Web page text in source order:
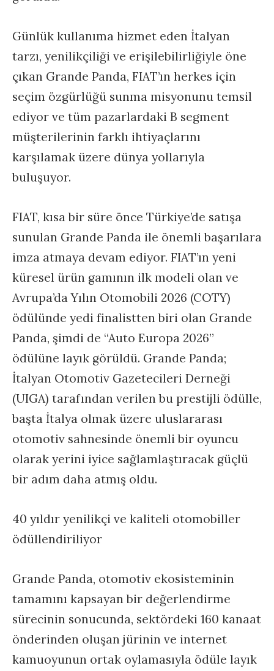
Günlük kullanıma hizmet eden İtalyan
tarzı, yenilikçiliği ve erişilebilirliğiyle öne
çıkan Grande Panda, FIAT’ın herkes için
seçim özgürlüğü sunma misyonunu temsil
ediyor ve tüm pazarlardaki B segment
müşterilerinin farklı ihtiyaçlarını
karşılamak üzere dünya yollarıyla
buluşuyor.
FIAT, kısa bir süre önce Türkiye’de satışa
sunulan Grande Panda ile önemli başarılara
imza atmaya devam ediyor. FIAT’ın yeni
küresel ürün gamının ilk modeli olan ve
Avrupa’da Yılın Otomobili 2026 (COTY)
ödülünde yedi finalistten biri olan Grande
Panda, şimdi de “Auto Europa 2026”
ödülüne layık görüldü. Grande Panda;
İtalyan Otomotiv Gazetecileri Derneği
(UIGA) tarafından verilen bu prestijli ödülle,
başta İtalya olmak üzere uluslararası
otomotiv sahnesinde önemli bir oyuncu
olarak yerini iyice sağlamlaştıracak güçlü
bir adım daha atmış oldu.
40 yıldır yenilikçi ve kaliteli otomobiller
ödüllendiriliyor
Grande Panda, otomotiv ekosisteminin
tamamını kapsayan bir değerlendirme
sürecinin sonucunda, sektördeki 160 kanaat
önderinden oluşan jürinin ve internet
kamuoyunun ortak oylamasıyla ödüle layık